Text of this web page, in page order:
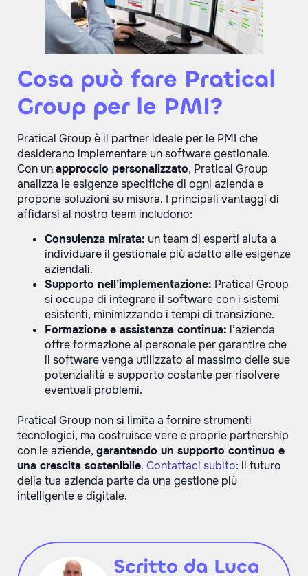
Cosa può fare Pratical
Group per le PMI?
Pratical Group è il partner ideale per le PMI che
desiderano implementare un software gestionale.
Con unapproccio personalizzato, Pratical Group
analizza le esigenze specifiche di ogni azienda e
propone soluzioni su misura. I principali vantaggi di
affidarsi al nostro team includono:
Consulenza mirata: un team di esperti aiuta a
individuare il gestionale più adatto alle esigenze
aziendali.
Supporto nell’implementazione: Pratical Group
si occupa di integrare il software con i sistemi
esistenti, minimizzando i tempi di transizione.
Formazione e assistenza continua: l’azienda
offre formazione al personale per garantire che
il software venga utilizzato al massimo delle sue
potenzialità e supporto costante per risolvere
eventuali problemi.
Pratical Group non si limita a fornire strumenti
tecnologici, ma costruisce vere e proprie partnership
con le aziende, garantendo un supporto continuo e
una crescita sostenibile. Contattaci subito: il futuro
della tua azienda parte da una gestione più
intelligente e digitale.
Scritto da Luca